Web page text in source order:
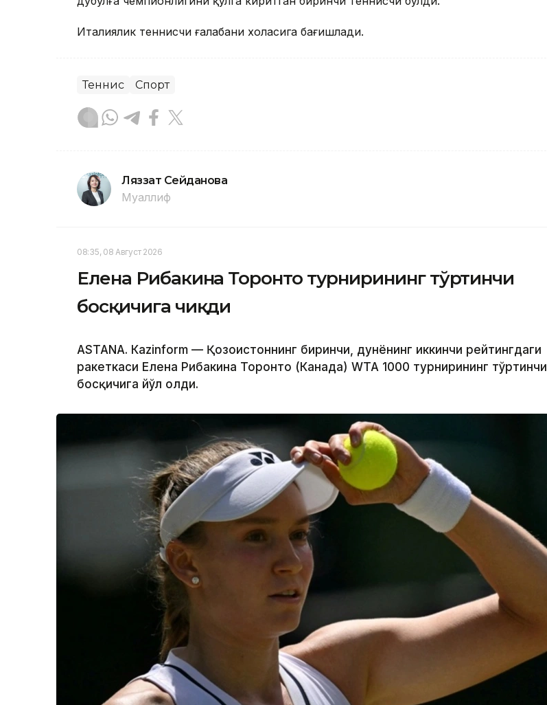
Италиялик теннисчи ғалабани холасига бағишлади.
Теннис Спорт
Ляззат Сейданова
Муаллиф
08:35, 08 Август 2026
Елена Рибакина Торонто турнирининг тўртинчи
босқичига чиқди
ASTANА. Кazinform — Қозоғистоннинг биринчи, дунёнинг иккинчи рейтингдаги
ракеткаси Елена Рибакина Торонто (Канада) WТА 1000 турнирининг тўртинчи
босқичига йўл олди.